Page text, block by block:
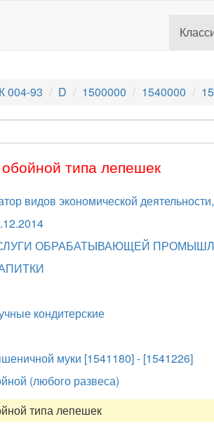
004-93 D 1500000 1540000
типа лепешек
видов экономической
ОБРАБАТЫВАЮЩЕЙ
кондитерские
муки [1541180] - [1541226]
(любого развеса)
типа лепешек